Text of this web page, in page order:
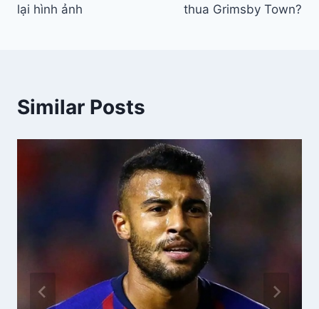
bài
lại hình ảnh
thua Grimsby Town?
Similar Posts